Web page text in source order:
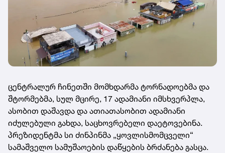
ცენტრალურ ჩინეთში მომხდარმა ტორნადოებმა და
შტორმებმა, სულ მცირე, 17 ადამიანი იმსხვერპლა,
ასობით დაშავდა და ათიათასობით ადამიანი
იძულებული გახდა, საცხოვრებელი დაეტოვებინა.
პრეზიდენტმა სი ძინპინმა „ყოვლისმომცველი“
სამაშველო სამუშაოების დაწყების ბრძანება გასცა.